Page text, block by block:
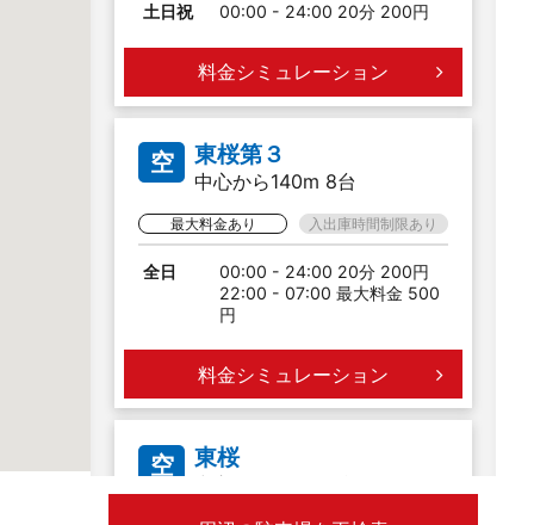
土日祝 00:00 - 24:00 20分 200円
料金シミュレーション
空 東桜第３
中心から140m 8台
最大料金あり 入出庫時間制限あり
全日
00:00 - 24:00 20分 200円
22:00 - 07:00 最大料金 500
円
料金シミュレーション
空 東桜
中心から168m 4台